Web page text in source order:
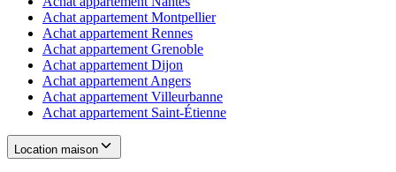
Achat appartement Montpellier
Achat appartement Rennes
Achat appartement Grenoble
Achat appartement Dijon
Achat appartement Angers
Achat appartement Villeurbanne
Achat appartement Saint-Étienne
Location maison